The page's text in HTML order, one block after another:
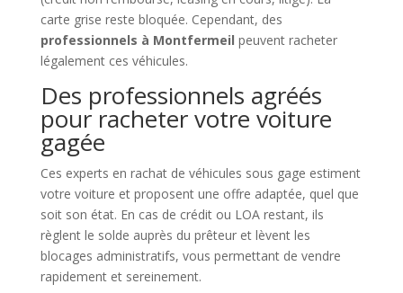
carte grise reste bloquée. Cependant, des
professionnels à Montfermeil peuvent racheter
légalement ces véhicules.
Des professionnels agréés
pour racheter votre voiture
gagée
Ces experts en rachat de véhicules sous gage estiment
votre voiture et proposent une offre adaptée, quel que
soit son état. En cas de crédit ou LOA restant, ils
règlent le solde auprès du prêteur et lèvent les
blocages administratifs, vous permettant de vendre
rapidement et sereinement.